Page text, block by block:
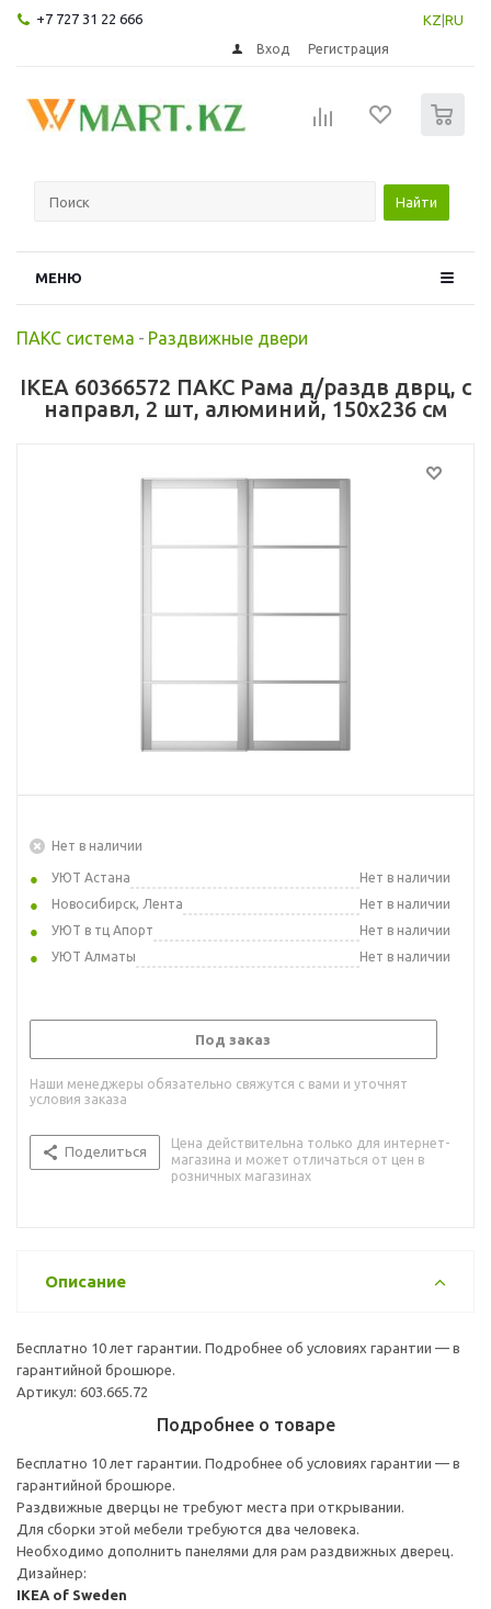
+7 727 31 22 666 KZ RU
Вход Регистрация
Найти
МЕНЮ
ПАКС система - Раздвижные двери
IKEA 60366572 ПАКС Рама д/раздв дврц, с
направл, 2 шт, алюминий, 150x236 см
Нет в наличии
УЮТ Астана
Нет в наличии
Новосибирск, Лента
Нет в наличии
УЮТ в тц Апорт
Нет в наличии
УЮТ Алматы
Нет в наличии
Под заказ
Наши менеджеры обязательно свяжутся с вами и уточнят
условия заказа
Поделиться
Цена действительна только для интернет-
магазина и может отличаться от цен в
розничных магазинах
Описание
Бесплатно 10 лет гарантии. Подробнее об условиях гарантии — в
гарантийной брошюре.
Артикул: 603.665.72
Подробнее о товаре
Бесплатно 10 лет гарантии. Подробнее об условиях гарантии — в
гарантийной брошюре.
Раздвижные дверцы не требуют места при открывании.
Для сборки этой мебели требуются два человека.
Необходимо дополнить панелями для рам раздвижных дверец.
Дизайнер:
IKEA of Sweden